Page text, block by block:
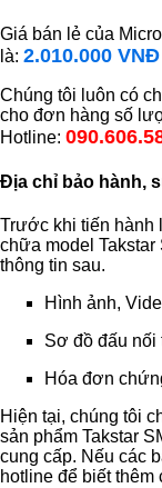
Giá bán lẻ của
là: 2.010.000 VNĐ
Chúng tôi luôn có
cho đơn hàng số
Hotline:
Địa chỉ bảo hành,
Trước khi tiến hành
chữa model Takstar
thông tin sau.
Hình ảnh,
Sơ đồ đấu nối
Hóa đơn
Hiện tại, chúng tôi
sản phẩm Takstar
cung cấp. Nếu các
hotline để biết thêm